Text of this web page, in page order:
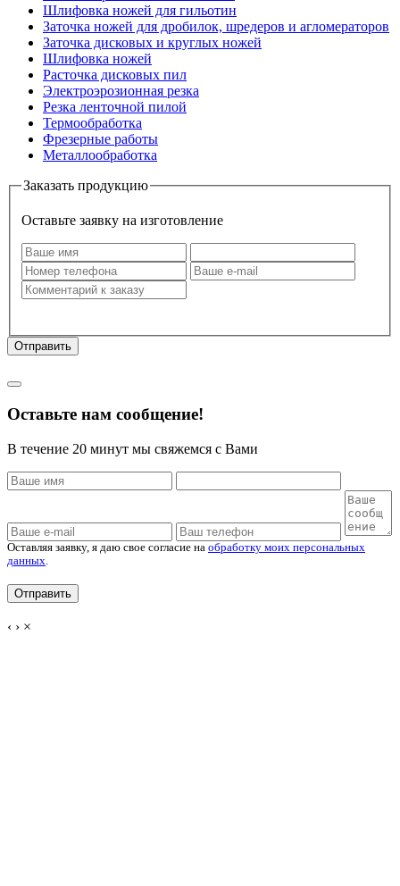
Шлифовка ножей для гильотин
Заточка ножей для дробилок, шредеров и агломераторов
Заточка дисковых и круглых ножей
Шлифовка ножей
Расточка дисковых пил
Электроэрозионная резка
Резка ленточной пилой
Термообработка
Фрезерные работы
Металлообработка
Заказать продукцию
Оставьте заявку на изготовление
Отправить
Оставьте нам сообщение!
В течение 20 минут мы свяжемся с Вами
Оставляя заявку, я даю свое согласие на обработку моих персональных
данных
‹ › ×